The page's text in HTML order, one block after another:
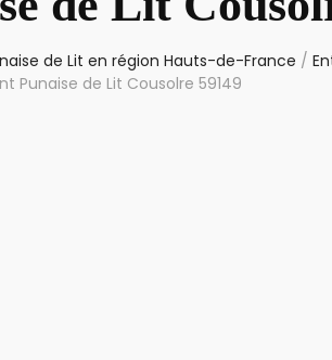
de Lit en région Hauts-de-France /
Punaise de Lit Cousolre 59149